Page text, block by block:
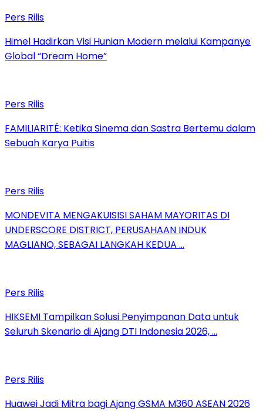
Pers Rilis
Himel Hadirkan Visi Hunian Modern melalui Kampanye
Global “Dream Home”
Pers Rilis
FAMILIARITÉ: Ketika Sinema dan Sastra Bertemu dalam
Sebuah Karya Puitis
Pers Rilis
MONDEVITA MENGAKUISISI SAHAM MAYORITAS DI
UNDERSCORE DISTRICT, PERUSAHAAN INDUK
MAGLIANO, SEBAGAI LANGKAH KEDUA …
Pers Rilis
HIKSEMI Tampilkan Solusi Penyimpanan Data untuk
Seluruh Skenario di Ajang DTI Indonesia 2026, …
Pers Rilis
Huawei Jadi Mitra bagi Ajang GSMA M360 ASEAN 2026